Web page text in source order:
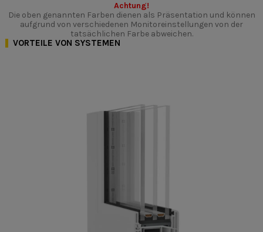
Achtung!
Die oben genannten Farben dienen als Präsentation und können
aufgrund von verschiedenen Monitoreinstellungen von der
tatsächlichen Farbe abweichen.
VORTEILE VON SYSTEMEN